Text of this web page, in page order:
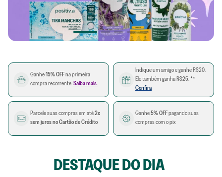
Ganhe15% OFFna primeira
compra recorrente. Saiba mais.
Indique um amigo e ganhe R$20.
Ele também ganha R$25. **
Confira
Parcele suas compras em até2x
sem juros no Cartão de Crédito
Ganhe5% OFFpagando suas
compras com o pix
DESTAQUE DO DIA